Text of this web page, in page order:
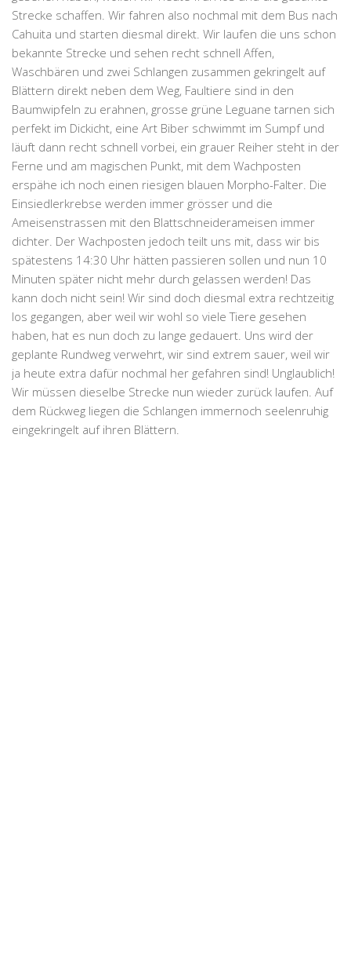
Strecke schaffen. Wir fahren also nochmal mit dem Bus nach
Cahuita und starten diesmal direkt. Wir laufen die uns schon
bekannte Strecke und sehen recht schnell Affen,
Waschbären und zwei Schlangen zusammen gekringelt auf
Blättern direkt neben dem Weg, Faultiere sind in den
Baumwipfeln zu erahnen, grosse grüne Leguane tarnen sich
perfekt im Dickicht, eine Art Biber schwimmt im Sumpf und
läuft dann recht schnell vorbei, ein grauer Reiher steht in der
Ferne und am magischen Punkt, mit dem Wachposten
erspähe ich noch einen riesigen blauen Morpho-Falter. Die
Einsiedlerkrebse werden immer grösser und die
Ameisenstrassen mit den Blattschneiderameisen immer
dichter. Der Wachposten jedoch teilt uns mit, dass wir bis
spätestens 14:30 Uhr hätten passieren sollen und nun 10
Minuten später nicht mehr durch gelassen werden! Das
kann doch nicht sein! Wir sind doch diesmal extra rechtzeitig
los gegangen, aber weil wir wohl so viele Tiere gesehen
haben, hat es nun doch zu lange gedauert. Uns wird der
geplante Rundweg verwehrt, wir sind extrem sauer, weil wir
ja heute extra dafür nochmal her gefahren sind! Unglaublich!
Wir müssen dieselbe Strecke nun wieder zurück laufen. Auf
dem Rückweg liegen die Schlangen immernoch seelenruhig
eingekringelt auf ihren Blättern.